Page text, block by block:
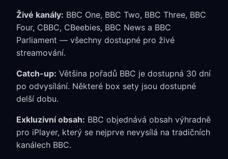
Živé kanály: BBC One, BBC Two, BBC Three, BBC
Four, CBBC, CBeebies, BBC News a BBC
Parliament — všechny dostupné pro živé
streamování.
Catch-up: Většina pořadů BBC je dostupná 30 dní
po odvysílání. Některé box sety jsou dostupné
delší dobu.
Exkluzivní obsah: BBC objednává obsah výhradně
pro iPlayer, který se nejprve nevysílá na tradičních
kanálech BBC.